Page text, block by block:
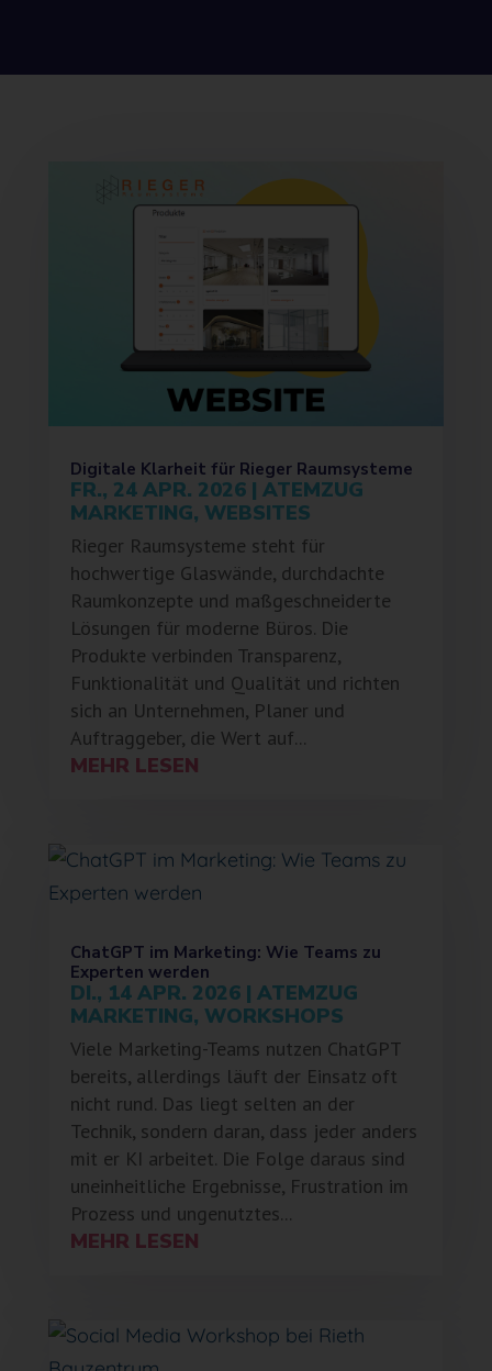
Digitale Klarheit für Rieger Raumsysteme
FR., 24 APR. 2026| ATEMZUG
MARKETING, WEBSITES
Rieger Raumsysteme steht für
hochwertige Glaswände, durchdachte
Raumkonzepte und maßgeschneiderte
Lösungen für moderne Büros. Die
Produkte verbinden Transparenz,
Funktionalität und Qualität und richten
sich an Unternehmen, Planer und
Auftraggeber, die Wert auf...
MEHR LESEN
ChatGPT im Marketing: Wie Teams zu
Experten werden
DI., 14 APR. 2026| ATEMZUG
MARKETING, WORKSHOPS
Viele Marketing-Teams nutzen ChatGPT
bereits, allerdings läuft der Einsatz oft
nicht rund. Das liegt selten an der
Technik, sondern daran, dass jeder anders
mit er KI arbeitet. Die Folge daraus sind
uneinheitliche Ergebnisse, Frustration im
Prozess und ungenutztes...
MEHR LESEN